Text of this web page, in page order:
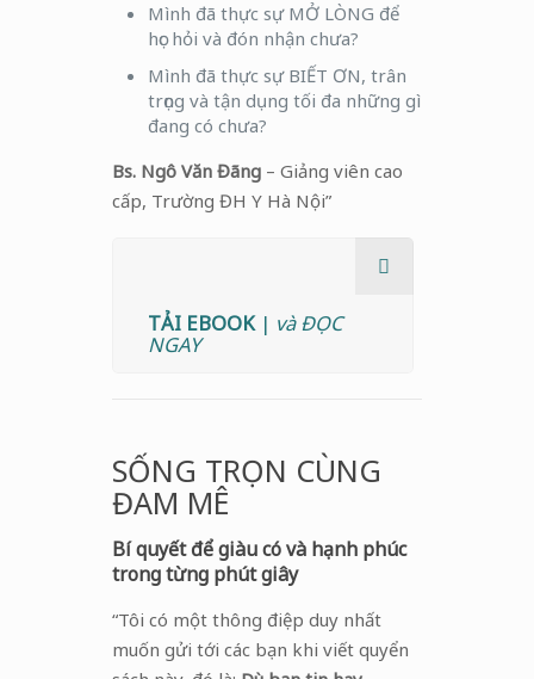
Mình đã thực sự MỞ LÒNG để
học hỏi và đón nhận chưa?
Mình đã thực sự BIẾT ƠN, trân
trọng và tận dụng tối đa những gì
đang có chưa?
Bs. Ngô Văn Đãng – Giảng viên cao
cấp, Trường ĐH Y Hà Nội”
TẢI EBOOK| và ĐỌC
NGAY
SỐNG TRỌN CÙNG
ĐAM MÊ
Bí quyết để giàu có và hạnh phúc
trong từng phút giây
“Tôi có một thông điệp duy nhất
muốn gửi tới các bạn khi viết quyển